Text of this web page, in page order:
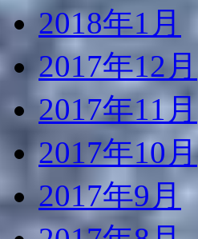
2018年1月
2017年12月
2017年11月
2017年10月
2017年9月